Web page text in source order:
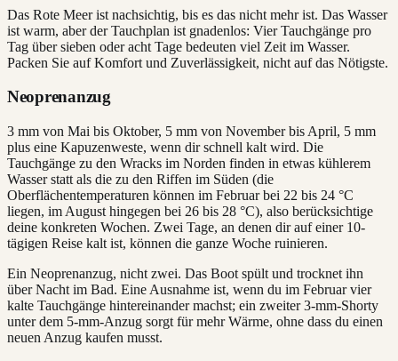
Das Rote Meer ist nachsichtig, bis es das nicht mehr ist. Das Wasser
ist warm, aber der Tauchplan ist gnadenlos: Vier Tauchgänge pro
Tag über sieben oder acht Tage bedeuten viel Zeit im Wasser.
Packen Sie auf Komfort und Zuverlässigkeit, nicht auf das Nötigste.
Neoprenanzug
3 mm von Mai bis Oktober, 5 mm von November bis April, 5 mm
plus eine Kapuzenweste, wenn dir schnell kalt wird. Die
Tauchgänge zu den Wracks im Norden finden in etwas kühlerem
Wasser statt als die zu den Riffen im Süden (die
Oberflächentemperaturen können im Februar bei 22 bis 24 °C
liegen, im August hingegen bei 26 bis 28 °C), also berücksichtige
deine konkreten Wochen. Zwei Tage, an denen dir auf einer 10-
tägigen Reise kalt ist, können die ganze Woche ruinieren.
Ein Neoprenanzug, nicht zwei. Das Boot spült und trocknet ihn
über Nacht im Bad. Eine Ausnahme ist, wenn du im Februar vier
kalte Tauchgänge hintereinander machst; ein zweiter 3-mm-Shorty
unter dem 5-mm-Anzug sorgt für mehr Wärme, ohne dass du einen
neuen Anzug kaufen musst.